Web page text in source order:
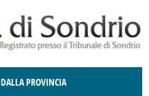
DALLA PROVINCIA